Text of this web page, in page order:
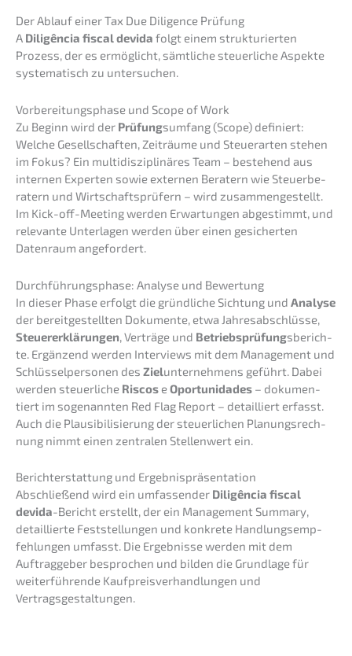
Der Ablauf einer Tax Due Diligence Prüfung
A Diligên­cia fiscal devida folgt einem struk­tu­rier­ten
Prozess, der es ermög­licht, sämtli­che steuer­li­che Aspek­te
syste­ma­tisch zu untersuchen.
Vorbe­rei­tungs­pha­se und Scope of Work
Zu Beginn wird der Prüfungsumfang (Scope) definiert:
Welche Gesell­schaf­ten, Zeiträu­me und Steuer­ar­ten stehen
im Fokus? Ein multi­dis­zi­pli­nä­res Team – bestehend aus
inter­nen Exper­ten sowie exter­nen Beratern wie Steuer­be­
ra­tern und Wirtschafts­prü­fern – wird zusam­men­ge­stellt.
Im Kick-off-Meeting werden Erwar­tun­gen abgestimmt, und
relevan­te Unter­la­gen werden über einen gesicher­ten
Daten­raum angefordert.
Durch­füh­rungs­pha­se: Analy­se und Bewertung
In dieser Phase erfolgt die gründ­li­che Sichtung und Analy­se
der bereit­ge­stell­ten Dokumen­te, etwa Jahres­ab­schlüs­se,
Steuer­erklä­run­gen, Verträ­ge und Betriebs­prü­fungsberich­
te. Ergän­zend werden Inter­views mit dem Manage­ment und
Schlüs­sel­per­so­nen des Zielunter­neh­mens geführt. Dabei
werden steuer­li­che Riscos eOportu­ni­d­a­des – dokumen­
tiert im sogenann­ten Red Flag Report – detail­liert erfasst.
Auch die Plausi­bi­li­sie­rung der steuer­li­chen Planungs­rech­
nung nimmt einen zentra­len Stellen­wert ein.
Bericht­erstat­tung und Ergebnispräsentation
Abschlie­ßend wird ein umfas­sen­der Diligên­cia fiscal
devida-Bericht erstellt, der ein Manage­ment Summa­ry,
detail­lier­te Feststel­lun­gen und konkre­te Handlungs­emp­
feh­lun­gen umfasst. Die Ergeb­nis­se werden mit dem
Auftrag­ge­ber bespro­chen und bilden die Grund­la­ge für
weiter­füh­ren­de Kaufpreis­ver­hand­lun­gen und
Vertragsgestaltungen.